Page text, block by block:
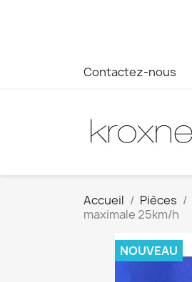
Contactez-nous
Accueil Pièces
maximale 25km/h
NOUVEAU